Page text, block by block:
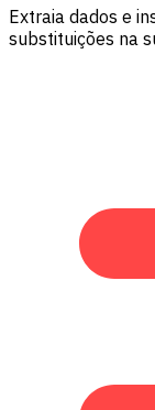
Extraia dados e
substituições na